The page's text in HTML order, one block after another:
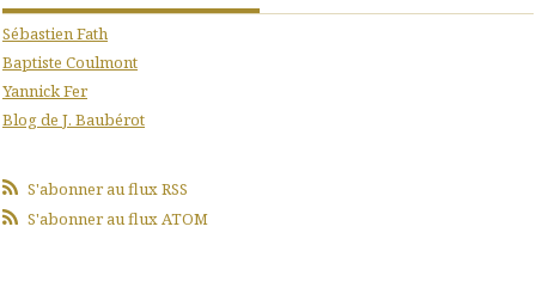
Sébastien Fath
Baptiste Coulmont
Yannick Fer
Blog de J. Baubérot
S'abonner au flux RSS
S'abonner au flux ATOM